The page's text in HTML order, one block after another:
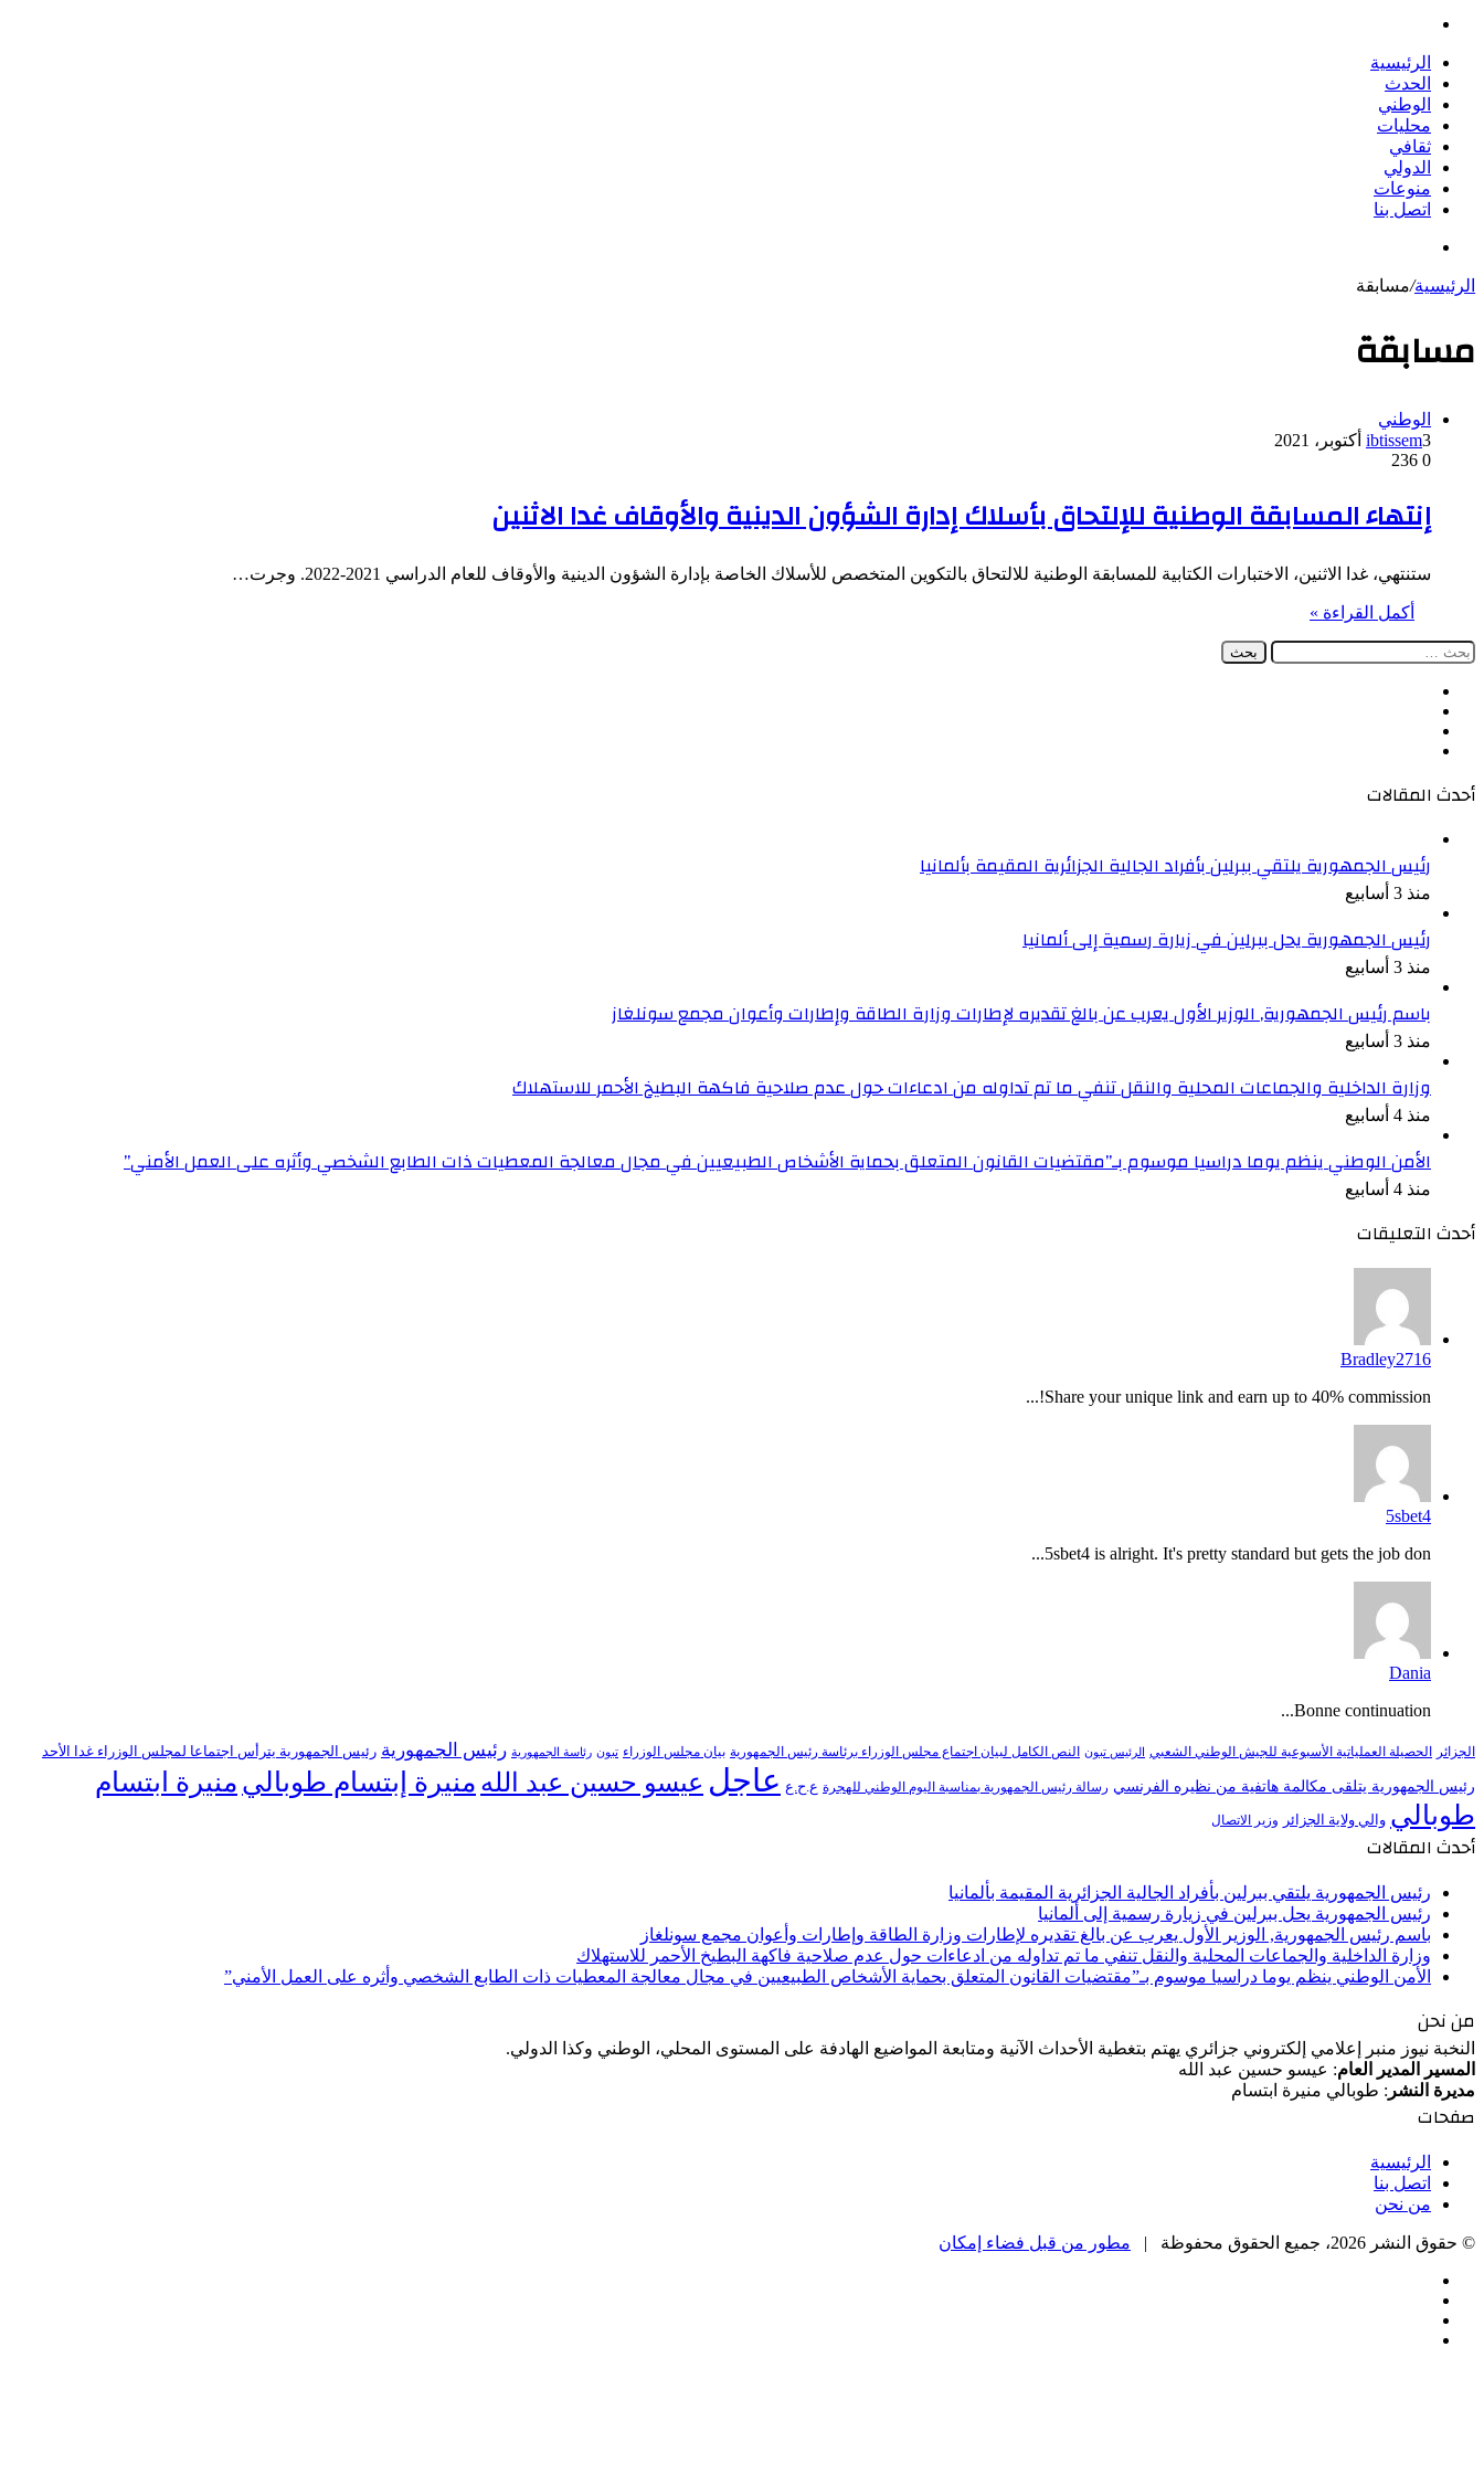
الرئيسية
الحدث
الوطني
محليات
ثقافي
الدولي
منوعات
اتصل بنا
الرئيسية/مسابقة
مسابقة
الوطني
ibtissem3 أكتوبر، 2021
0
إنتهاء المسابقة الوطنية للإلتحاق بأسلاك إدارة الشؤون الدينية والأوقاف غدا الاثنين
ستنتهي، غدا الاثنين، الاختبارات الكتابية للمسابقة الوطنية للالتحاق بالتكوين المتخصص للأسلاك الخاصة بإدارة الشؤون الدينية والأوقاف للعام الدراسي 2021-2022. وجرت…
أكمل القراءة »
البحث
أحدث المقالات
رئيس الجمهورية يلتقي ببرلين بأفراد الجالية الجزائرية المقيمة بألمانيا
منذ 3 أسابيع
رئيس الجمهورية يحل ببرلين في زيارة رسمية إلى ألمانيا
منذ 3 أسابيع
باسم رئيس الجمهورية, الوزير الأول يعرب عن بالغ تقديره لإطارات وزارة الطاقة وإطارات وأعوان مجمع سونلغاز
منذ 3 أسابيع
وزارة الداخلية والجماعات المحلية والنقل تنفي ما تم تداوله من ادعاءات حول عدم صلاحية فاكهة البطيخ الأحمر للاستهلاك
منذ 4 أسابيع
الأمن الوطني ينظم يوما دراسيا موسوم بـ”مقتضيات القانون المتعلق بحماية الأشخاص الطبيعيين في مجال معالجة المعطيات ذات الطابع الشخصي وأثره على العمل الأمني”
منذ 4 أسابيع
أحدث التعليقات
Bradley2716
Share your unique link and earn up to 40% commission!...
5sbet4
5sbet4 is alright. It's pretty standard but gets the job don...
Dania
Bonne continuation...
الجزائر الحصيلة العملياتية الأسبوعية للجيش الوطني الشعبي الرئيس تبون النص الكامل لبيان اجتماع مجلس الوزراء برئاسة رئيس الجمهورية بيان مجلس الوزراء تبون رئاسة الجمهورية رئيس الجمهورية رئيس الجمهورية يترأس اجتماعا لمجلس الوزراء غدا الأحد
رئيس الجمهورية يتلقى مكالمة هاتفية من نظيره الفرنسي رسالة رئيس الجمهورية بمناسبة اليوم الوطني للهجرة ع.ح.ع عاجل عيسو حسين عبد الله منيرة إبتسام طوبالي منيرة ابتسام
طوبالي والي ولاية الجزائر وزير الاتصال
أحدث المقالات
رئيس الجمهورية يلتقي ببرلين بأفراد الجالية الجزائرية المقيمة بألمانيا
رئيس الجمهورية يحل ببرلين في زيارة رسمية إلى ألمانيا
باسم رئيس الجمهورية, الوزير الأول يعرب عن بالغ تقديره لإطارات وزارة الطاقة وإطارات وأعوان مجمع سونلغاز
وزارة الداخلية والجماعات المحلية والنقل تنفي ما تم تداوله من ادعاءات حول عدم صلاحية فاكهة البطيخ الأحمر للاستهلاك
الأمن الوطني ينظم يوما دراسيا موسوم بـ”مقتضيات القانون المتعلق بحماية الأشخاص الطبيعيين في مجال معالجة المعطيات ذات الطابع الشخصي وأثره على العمل الأمني”
من نحن
النخبة نيوز منبر إعلامي إلكتروني جزائري يهتم بتغطية الأحداث الآنية ومتابعة المواضيع الهادفة على المستوى المحلي، الوطني وكذا الدولي.
المسير المدير العام: عيسو حسين عبد الله
مديرة النشر : طوبالي منيرة ابتسام
صفحات
الرئيسية
اتصل بنا
من نحن
© حقوق النشر 2026، جميع الحقوق محفوظة |
مطور من قبل فضاء إمكان